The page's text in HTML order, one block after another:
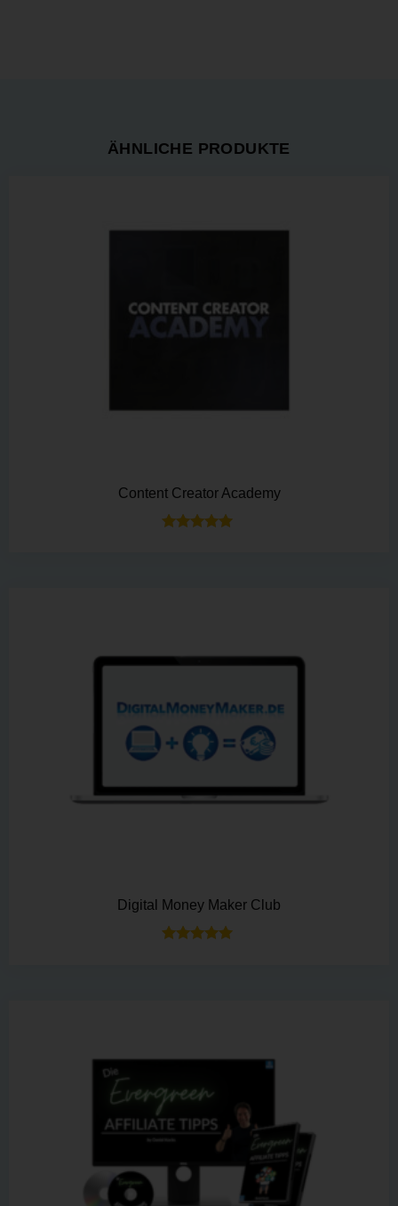
ÄHNLICHE PRODUKTE
Content Creator Academy
Digital Money Maker Club